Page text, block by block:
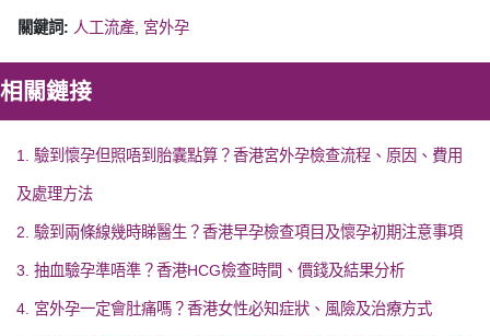
關鍵詞: 人工流產, 宮外孕
相關鏈接
1. 驗到懷孕但照唔到胎囊點算？香港宮外孕檢查流程、原因、費用
及處理方法
2. 驗到兩條線幾時睇醫生？香港早孕檢查項目及懷孕初期注意事項
3. 抽血驗孕準唔準？香港HCG檢查時間、價錢及結果分析
4. 宮外孕一定會肚痛嗎？香港女性必知症狀、風險及治療方式